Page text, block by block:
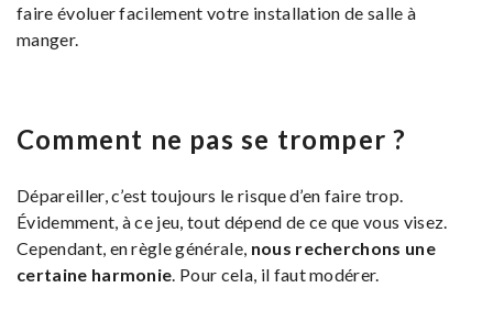
faire évoluer facilement votre installation de salle à
manger.
Comment ne pas se tromper ?
Dépareiller, c’est toujours le risque d’en faire trop.
Évidemment, à ce jeu, tout dépend de ce que vous visez.
Cependant, en règle générale, nous recherchons une
certaine harmonie. Pour cela, il faut modérer.